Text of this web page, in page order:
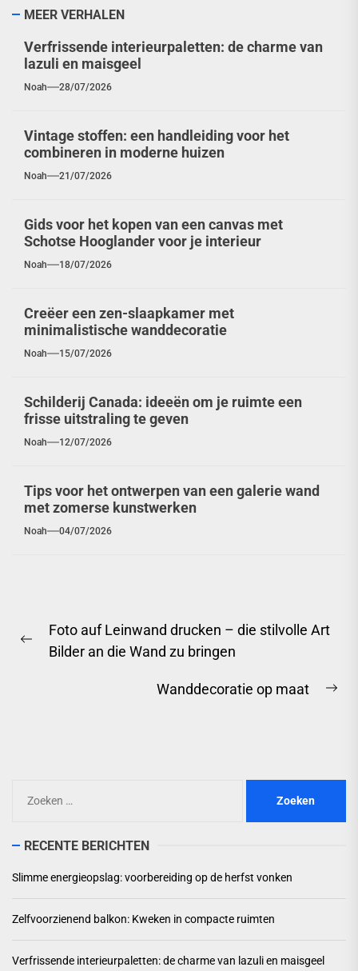
MEER VERHALEN
Verfrissende interieurpaletten: de charme van
lazuli en maisgeel
Noah 28/07/2026
Vintage stoffen: een handleiding voor het
combineren in moderne huizen
Noah 21/07/2026
Gids voor het kopen van een canvas met
Schotse Hooglander voor je interieur
Noah 18/07/2026
Creëer een zen-slaapkamer met
minimalistische wanddecoratie
Noah 15/07/2026
Schilderij Canada: ideeën om je ruimte een
frisse uitstraling te geven
Noah 12/07/2026
Tips voor het ontwerpen van een galerie wand
met zomerse kunstwerken
Noah 04/07/2026
Previous
Foto auf Leinwand drucken – die stilvolle Art
Bilder an die Wand zu bringen
Wanddecoratie op maat
naar:
RECENTE BERICHTEN
Slimme energieopslag: voorbereiding op de herfst vonken
Zelfvoorzienend balkon: Kweken in compacte ruimten
Verfrissende interieurpaletten: de charme van lazuli en maisgeel